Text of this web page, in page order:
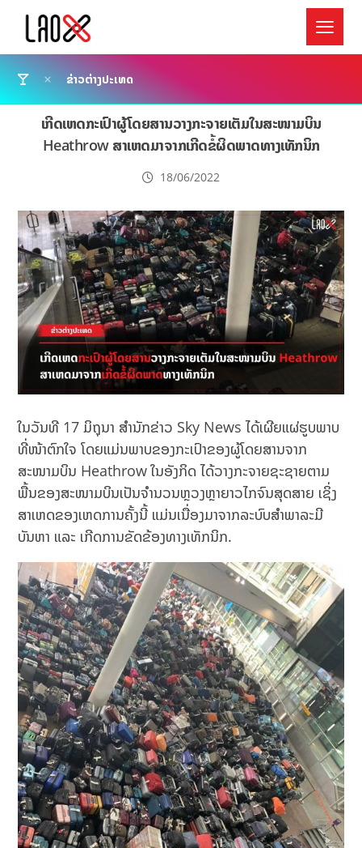
ຂ່າວຕ່າງປະເທດ
ເກີດເຫດກະເປົາຜູ້ໂດຍສານວາງກະຈາຍເຕັມໃນສະໜາມບິນ
Heathrow ສາເຫດມາຈາກເກີດຂໍ້ຜິດພາດທາງເທັກນິກ
18/06/2022
ໃນວັນທີ 17 ມິຖຸນາ ສຳນັກຂ່າວ Sky News ໄດ້ເຜີຍແຜ່ຮູບພາບ
ທີ່ໜ້າຕົກໃຈ ໂດຍແມ່ນພາບຂອງກະເປົາຂອງຜູ້ໂດຍສານຈາກ
ສະໜາມບິນ Heathrow ໃນອັງກິດ ໄດ້ວາງກະຈາຍຊະຊາຍຕາມ
ພື້ນຂອງສະໜາມບິນເປັນຈຳນວນຫຼວງຫຼາຍາວໄກຈົນສຸດສາຍ ເຊິ່ງ
ສາເຫດຂອງເຫດການຄັ້ງນີ້ ແມ່ນເນື່ອງມາຈາກລະບົບສຳພາລະມີ
ບັນຫາ ແລະ ເກີດການຂັດຂ້ອງທາງເທັກນິກ.